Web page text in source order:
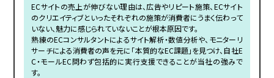
ECサイトの売上が伸びない理由は、広告やリピート施策、ECサイト
のクリエイティブといったそれぞれの施策が消費者にうまく伝わって
いない、魅力に感じられていないことが根本原因です。
熟練のECコンサルタントによるサイト解析・数値分析や、モニターリ
サーチによる消費者の声を元に「本質的なEC課題」を見つけ、自社E
C・モールEC問わず包括的に実行支援できることが当社の強みで
す。